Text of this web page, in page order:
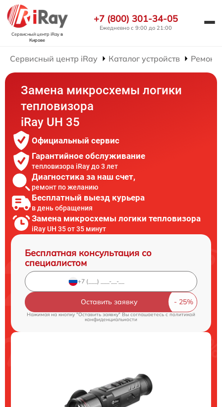
Сервисный центр iRayв
Кирове
+7 (800) 301-34-05
Ежедневно с 9:00 до 21:00
Сервисный центр iRay Каталог устройств Ремонт
Замена микросхемы логики
тепловизора
iRay UH 35
Официальный сервис
Гарантийное обслуживание
тепловизора iRay до 3 лет
Диагностика за наш счет,
ремонт по желанию
Бесплатный выезд курьера
в день обращения
Замена микросхемы логики тепловизора
iRay UH 35 от 35 минут
Бесплатная консультация со
специалистом
Оставить заявку
Нажимая на кнопку "Оставить заявку" Вы соглашаетесь cполитикой
конфиденциальности